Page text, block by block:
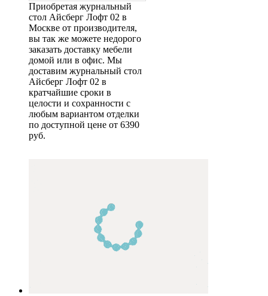
Приобретая журнальный
стол Айсберг Лофт 02 в
Москве от производителя,
вы так же можете недорого
заказать доставку мебели
домой или в офис. Мы
доставим журнальный стол
Айсберг Лофт 02 в
кратчайшие сроки в
целости и сохранности с
любым вариантом отделки
по доступной цене от 6390
руб.